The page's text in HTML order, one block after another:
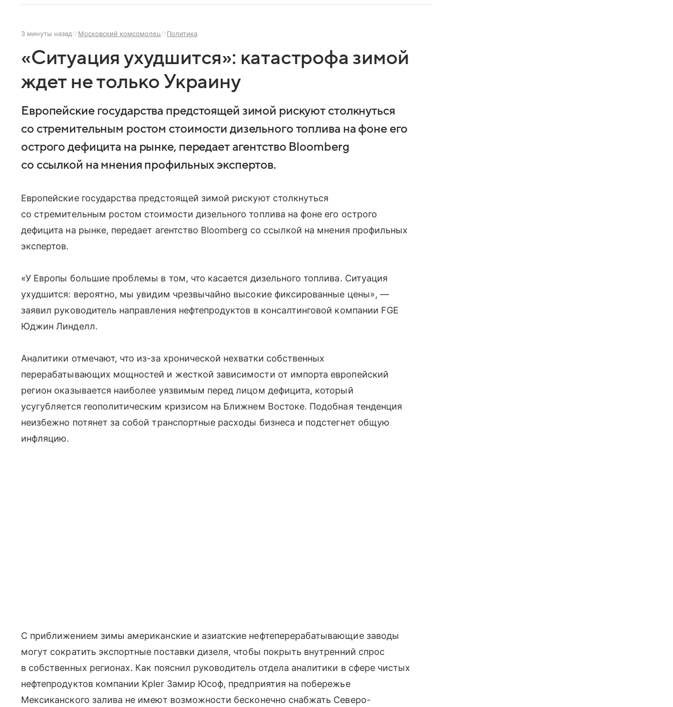
3 минуты назад Московский комсомолец Политика
«Ситуация ухудшится»: катастрофа зимой
ждет не только Украину
Европейские государства предстоящей зимой рискуют столкнуться
со стремительным ростом стоимости дизельного топлива на фоне его
острого дефицита на рынке, передает агентство Bloomberg
со ссылкой на мнения профильных экспертов.
Европейские государства предстоящей зимой рискуют столкнуться
со стремительным ростом стоимости дизельного топлива на фоне его острого
дефицита на рынке, передает агентство Bloomberg со ссылкой на мнения профильных
экспертов.
«У Европы большие проблемы в том, что касается дизельного топлива. Ситуация
ухудшится: вероятно, мы увидим чрезвычайно высокие фиксированные цены», —
заявил руководитель направления нефтепродуктов в консалтинговой компании FGE
Юджин Линделл.
Аналитики отмечают, что из-за хронической нехватки собственных
перерабатывающих мощностей и жесткой зависимости от импорта европейский
регион оказывается наиболее уязвимым перед лицом дефицита, который
усугубляется геополитическим кризисом на Ближнем Востоке. Подобная тенденция
неизбежно потянет за собой транспортные расходы бизнеса и подстегнет общую
инфляцию.
С приближением зимы американские и азиатские нефтеперерабатывающие заводы
могут сократить экспортные поставки дизеля, чтобы покрыть внутренний спрос
в собственных регионах. Как пояснил руководитель отдела аналитики в сфере чистых
нефтепродуктов компании Kpler Замир Юсоф, предприятия на побережье
Мексиканского залива не имеют возможности бесконечно снабжать Северо-